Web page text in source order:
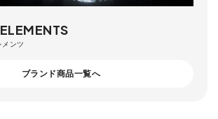
ンツ
ブランド商品一覧へ